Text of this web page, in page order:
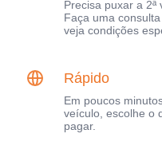
Precisa puxar a 2ª
Faça uma
veja condições
Rápido
Em poucos
veículo, escolhe o
pagar.